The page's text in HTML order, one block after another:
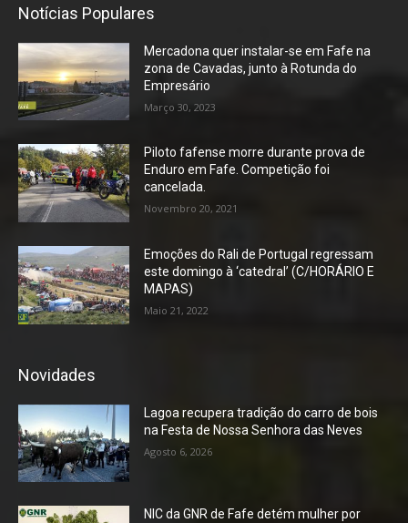
Notícias Populares
Mercadona quer instalar-se em Fafe na
zona de Cavadas, junto à Rotunda do
Empresário
Março 30, 2023
Piloto fafense morre durante prova de
Enduro em Fafe. Competição foi
cancelada.
Novembro 20, 2021
Emoções do Rali de Portugal regressam
este domingo à ‘catedral’ (C/HORÁRIO E
MAPAS)
Maio 21, 2022
Novidades
Lagoa recupera tradição do carro de bois
na Festa de Nossa Senhora das Neves
Agosto 6, 2026
NIC da GNR de Fafe detém mulher por